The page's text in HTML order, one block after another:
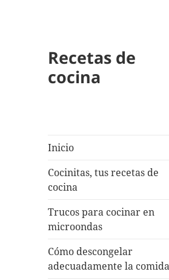
Recetas de
cocina
Inicio
Cocinitas, tus recetas de
cocina
Trucos para cocinar en
microondas
Cómo descongelar
adecuadamente la comida